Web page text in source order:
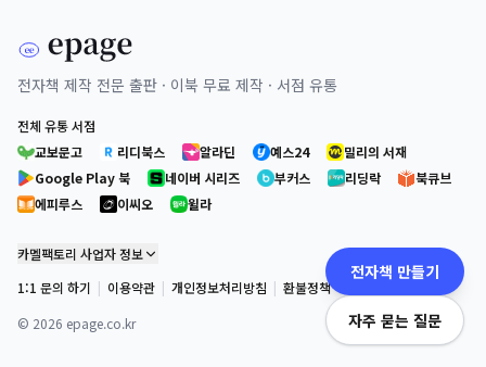
전자책 제작 전문 출판 · 이북 무료 제작 · 서점 유통
전체 유통 서점
교보문고
리디북스 알라딘 예스24
밀리의 서재
Google Play 북
네이버 시리즈 부커스 리딩락
북큐브
에피루스
이씨오 윌라
카멜팩토리 사업자 정보
1:1 문의 하기 | 이용약관 | 개인정보처리방침 | 환불정책
© 2026 epage.co.kr
전자책 만들기
자주 묻는 질문